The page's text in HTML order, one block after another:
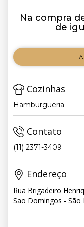
Na compra
de
Cozinhas
Hamburgueria
Contato
(11) 2371-3409
Endereço
Rua Brigadeiro
Sao Domingos - São